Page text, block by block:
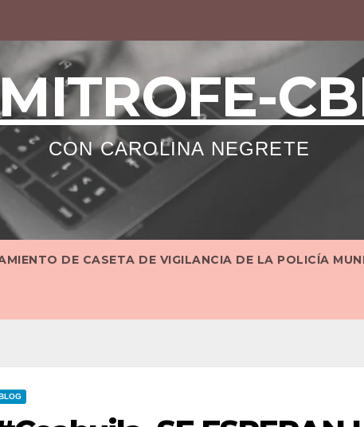
CON CAROLINA NEGRETE
DE CASETA DE VIGILANCIA DE LA POLICÍA